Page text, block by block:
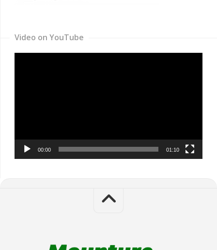
Video on YouTube
00:00 01:10